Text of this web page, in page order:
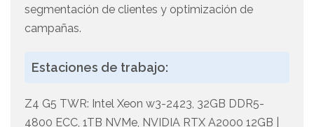
segmentación de clientes y optimización de
campañas.
Estaciones de trabajo:
Z4 G5 TWR: Intel Xeon w3-2423, 32GB DDR5-
4800 ECC, 1TB NVMe, NVIDIA RTX A2000 12GB |